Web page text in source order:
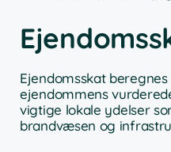
Ejendomsskat
ejendommens
vigtige lokale ydelser
brandvæsen og